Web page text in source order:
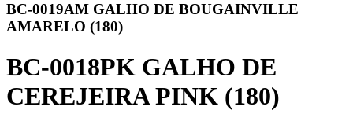
BC-0019AM GALHO DE BOUGAINVILLE
AMARELO (180)
BC-0018PK GALHO DE
CEREJEIRA PINK (180)